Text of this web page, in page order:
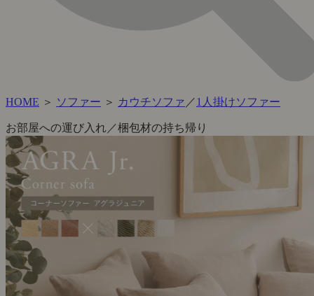
HOME ＞ ソファー ＞ カウチソファ ／1人掛けソファー
お部屋への運び入れ／梱包材の持ち帰り